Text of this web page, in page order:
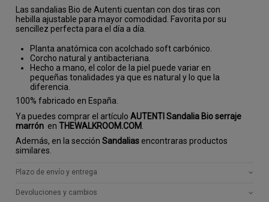
Las sandalias Bio de Autenti cuentan con dos tiras con
hebilla ajustable para mayor comodidad. Favorita por su
sencillez perfecta para el día a día.
Planta anatómica con acolchado soft carbónico.
Corcho natural y antibacteriana.
Hecho a mano, el color de la piel puede variar en
pequeñas tonalidades ya que es natural y lo que la
diferencia.
100% fabricado en España.
Ya puedes comprar el artículoAUTENTI Sandalia Bio serraje
marrón enTHEWALKROOM.COM
Además, en la secciónSandalias encontraras productos
similares.
Plazo de envío y entrega
Devoluciones y cambios